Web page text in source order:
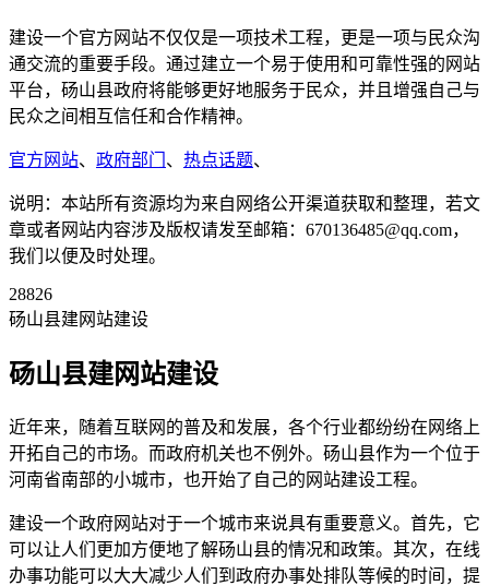
建设一个官方网站不仅仅是一项技术工程，更是一项与民众沟
通交流的重要手段。通过建立一个易于使用和可靠性强的网站
平台，砀山县政府将能够更好地服务于民众，并且增强自己与
民众之间相互信任和合作精神。
官方网站、 政府部门 、 热点话题、
说明：本站所有资源均为来自网络公开渠道获取和整理，若文
章或者网站内容涉及版权请发至邮箱：670136485@qq.com，
我们以便及时处理。
28826
砀山县建网站建设
砀山县建网站建设
近年来，随着互联网的普及和发展，各个行业都纷纷在网络上
开拓自己的市场。而政府机关也不例外。砀山县作为一个位于
河南省南部的小城市，也开始了自己的网站建设工程。
建设一个政府网站对于一个城市来说具有重要意义。首先，它
可以让人们更加方便地了解砀山县的情况和政策。其次，在线
办事功能可以大大减少人们到政府办事处排队等候的时间，提